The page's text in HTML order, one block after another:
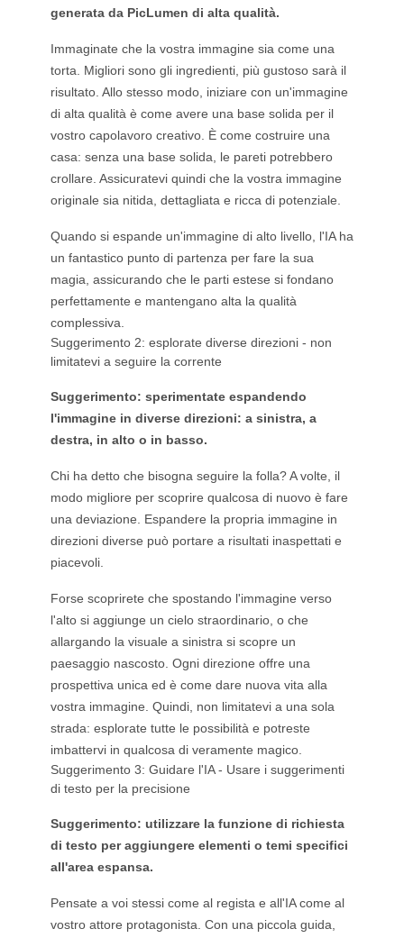
generata da PicLumen di alta qualità.
Immaginate che la vostra immagine sia come una
torta. Migliori sono gli ingredienti, più gustoso sarà il
risultato. Allo stesso modo, iniziare con un'immagine
di alta qualità è come avere una base solida per il
vostro capolavoro creativo. È come costruire una
casa: senza una base solida, le pareti potrebbero
crollare. Assicuratevi quindi che la vostra immagine
originale sia nitida, dettagliata e ricca di potenziale.
Quando si espande un'immagine di alto livello, l'IA ha
un fantastico punto di partenza per fare la sua
magia, assicurando che le parti estese si fondano
perfettamente e mantengano alta la qualità
complessiva.
Suggerimento 2: esplorate diverse direzioni - non
limitatevi a seguire la corrente
Suggerimento: sperimentate espandendo
l'immagine in diverse direzioni: a sinistra, a
destra, in alto o in basso.
Chi ha detto che bisogna seguire la folla? A volte, il
modo migliore per scoprire qualcosa di nuovo è fare
una deviazione. Espandere la propria immagine in
direzioni diverse può portare a risultati inaspettati e
piacevoli.
Forse scoprirete che spostando l'immagine verso
l'alto si aggiunge un cielo straordinario, o che
allargando la visuale a sinistra si scopre un
paesaggio nascosto. Ogni direzione offre una
prospettiva unica ed è come dare nuova vita alla
vostra immagine. Quindi, non limitatevi a una sola
strada: esplorate tutte le possibilità e potreste
imbattervi in qualcosa di veramente magico.
Suggerimento 3: Guidare l'IA - Usare i suggerimenti
di testo per la precisione
Suggerimento: utilizzare la funzione di richiesta
di testo per aggiungere elementi o temi specifici
all'area espansa.
Pensate a voi stessi come al regista e all'IA come al
vostro attore protagonista. Con una piccola guida,